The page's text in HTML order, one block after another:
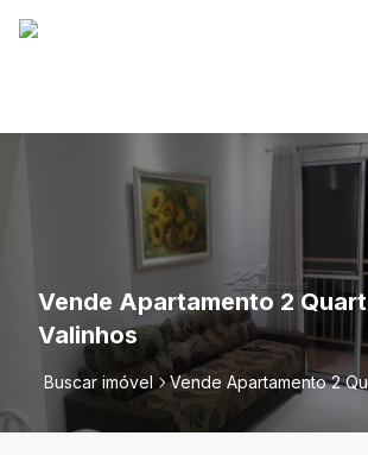
Vende Apartamento 2
Valinhos
Buscar imóvel Vende Apartamento 2